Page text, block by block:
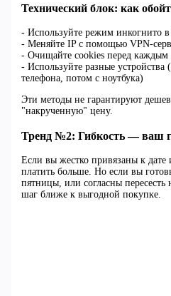
Технический блок: как
- Используйте режим инкогнито в
- Меняйте IP с помощью VPN-
- Очищайте cookies перед
- Используйте разные
телефона, потом с ноутбука)
Эти методы не гарантируют
"накрученную" цену.
Тренд №2: Гибкость — ваш
Если вы жестко привязаны к дате
платить больше. Но если вы
пятницы, или согласны
шаг ближе к выгодной покупке.